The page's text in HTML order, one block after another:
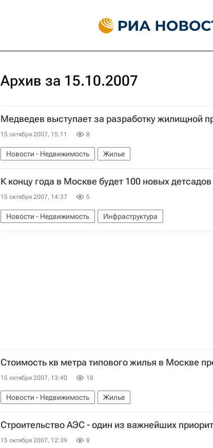
Архив за 15.10.2007
Медведев выступает за разработку жилищной
15 октября 2007, 15:11 8
Новости - Недвижимость Жилье
К концу года в Москве будет 100 новых
15 октября 2007, 14:37 5
Новости - Недвижимость Инфраструктура
Стоимость кв метра типового жилья в Москве
15 октября 2007, 13:40 18
Новости - Недвижимость Жилье
Строительство АЭС - один из важнейших
15 октября 2007, 12:39 8